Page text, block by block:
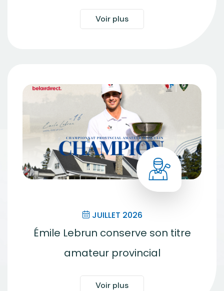
Voir plus
JUILLET 2026
Émile Lebrun conserve son titre
amateur provincial
Voir plus